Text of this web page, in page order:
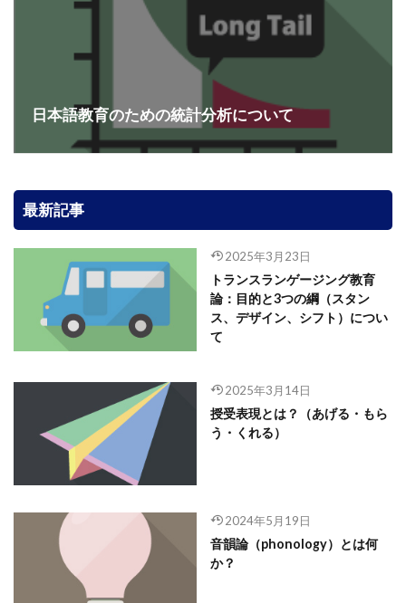
日本語教育のための統計分析について
最新記事
2025年3月23日
トランスランゲージング教育
論：目的と3つの綱（スタン
ス、デザイン、シフト）につい
て
2025年3月14日
授受表現とは？（あげる・もら
う・くれる）
2024年5月19日
音韻論（phonology）とは何
か？